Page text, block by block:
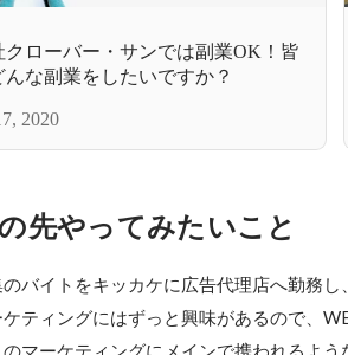
クローバー・サンでは副業OK！皆
んな副業をしたいですか？
2020
先やってみたいこと
バイトをキッカケに広告代理店へ勤務し
ケティングにはずっと興味があるので、
のマーケティングにメインで携われるよう